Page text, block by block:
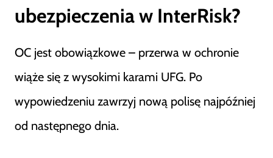
ubezpieczenia w InterRisk?
OC jest obowiązkowe – przerwa w ochronie
wiąże się z wysokimi karami UFG. Po
wypowiedzeniu zawrzyj nową polisę najpóźniej
od następnego dnia.